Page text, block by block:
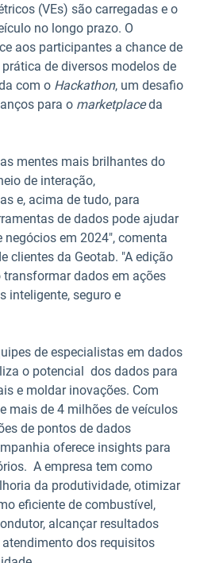
(VEs) são carregadas e o
no longo prazo. O
aos participantes a chance de
de diversos modelos de
com o Hackathon, um desafio
para o marketplaceda
mentes mais brilhantes do
de interação,
e, acima de tudo, para
de dados pode ajudar
em 2024", comenta
clientes da Geotab. "A edição
dados em ações
inteligente, seguro e
de especialistas em dados
o potencial dos dados para
e moldar inovações. Com
mais de 4 milhões de veículos
de pontos de dados
oferece insights para
A empresa tem como
da produtividade, otimizar
eficiente de combustível,
alcançar resultados
dos requisitos